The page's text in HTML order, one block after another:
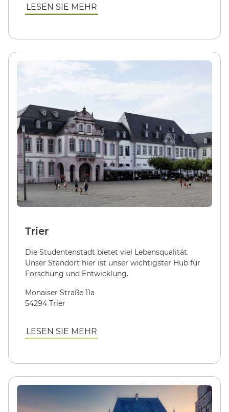
LESEN SIE MEHR
Trier
Die Studentenstadt bietet viel Lebensqualität.
Unser Standort hier ist unser wichtigster Hub für
Forschung und Entwicklung.
Monaiser Straße 11a
54294 Trier
LESEN SIE MEHR